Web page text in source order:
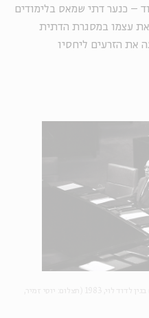
– כנער דתי שמאס בלימודים
עצמו במסגרת הדתית
את הזרעים ליחסיו